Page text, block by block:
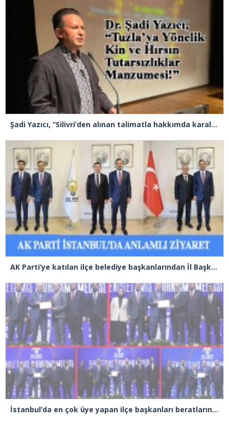
Şadi Yazıcı, “Silivri’den alınan talimatla hakkımda karalama kampanyası yürütülüyor”
AK Parti’ye katılan ilçe belediye başkanlarından İl Başkanı Özdemir’e ziyaret
İstanbul’da en çok üye yapan ilçe başkanları beratlarını Cumhurbaşkanı Erdoğan’ın elinden aldı